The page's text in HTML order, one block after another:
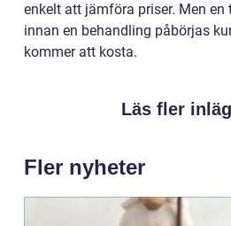
enkelt att jämföra priser. Men en
innan en behandling påbörjas
kommer att kosta.
Läs fler
Fler nyheter